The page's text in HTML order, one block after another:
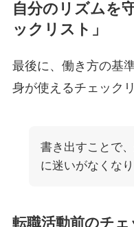
自分のリズムを
ックリスト」
最後に、働き方の基
身が使えるチェック
書き出すことで
に迷いがなくなり
転職活動前のチェ